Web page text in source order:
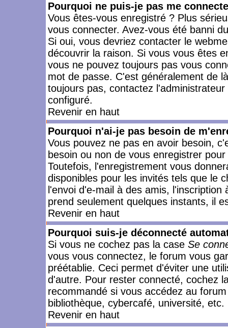
Pourquoi ne puis-je pas me
Vous êtes-vous enregistré ? Plus
vous connecter. Avez-vous été banni
Si oui, vous devriez contacter le
découvrir la raison. Si vous vous êtes
vous ne pouvez toujours pas vous
mot de passe. C'est généralement de
toujours pas, contactez
configuré.
Revenir en haut
Pourquoi n'ai-je pas besoin de
Vous pouvez ne pas en avoir besoin,
besoin ou non de vous enregistrer
Toutefois, l'enregistrement vous
disponibles pour les invités tels que le
l'envoi d'e-mail à des amis,
prend seulement quelques instants, il
Revenir en haut
Pourquoi suis-je déconnecté
Si vous ne cochez pas la case Se
vous vous connectez, le forum vous
préétablie. Ceci permet d'éviter une
d'autre. Pour rester connecté, cochez
recommandé si vous accédez au
bibliothèque, cybercafé, université, etc.
Revenir en haut